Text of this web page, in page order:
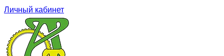
Личный кабинет